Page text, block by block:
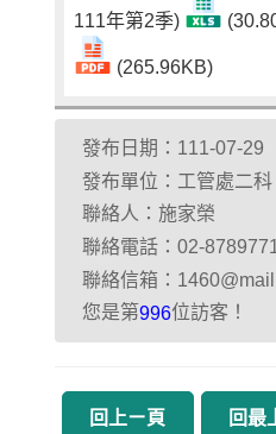
111年第2季)
(265.96KB)
發布日期：111-07-29
發布單位：工管處二科
聯絡人：施家榮
聯絡電話：02-
聯絡信箱：
您是第996位訪客！
回上ㄧ頁 回最